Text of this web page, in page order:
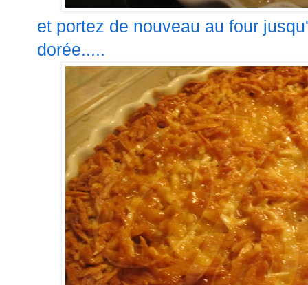
et portez de nouveau au four
dorée.....